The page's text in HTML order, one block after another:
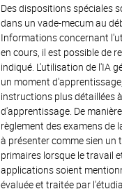
Des dispositions spéciales
dans un vade-mecum au
Informations concernant
en cours, il est possible de
indiqué. L'utilisation de l'IA
un moment
instructions plus détaillées
d'apprentissage. De
règlement des examens de
à présenter comme sien un
primaires lorsque le travail
applications soient
évaluée et traitée par